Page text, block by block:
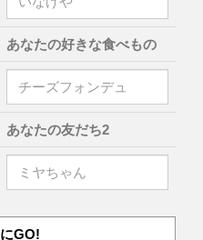
あなたの好きな食べもの
あなたの友だち2